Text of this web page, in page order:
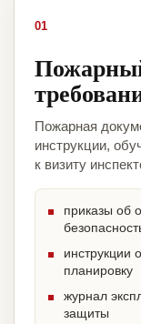
01
Пожарная
инструкции,
к визиту
приказы об
инструкции
планировку
журнал
защиты